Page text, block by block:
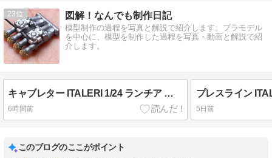
23 図解！なんでも制作日記
模型制作の過程を写真と解説で紹介します。プラモデル
を中心に、模型を制作した過程を写真・動画と解説で紹
介します。
キャブレター ITALERI 1/24 ランチア フルビアHFの制作 #10
6時間前 5日前
このブログのここがポイント